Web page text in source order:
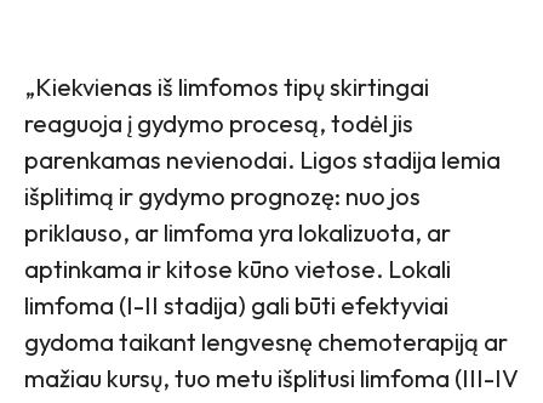
„Kiekvienas iš limfomos tipų skirtingai
reaguoja į gydymo procesą, todėl jis
parenkamas nevienodai. Ligos stadija lemia
išplitimą ir gydymo prognozę: nuo jos
priklauso, ar limfoma yra lokalizuota, ar
aptinkama ir kitose kūno vietose. Lokali
limfoma (I-II stadija) gali būti efektyviai
gydoma taikant lengvesnę chemoterapiją ar
mažiau kursų, tuo metu išplitusi limfoma (III-IV